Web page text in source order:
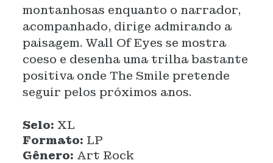
montanhosas enquanto o narrador,
acompanhado, dirige admirando a
paisagem. Wall Of Eyes se mostra
coeso e desenha uma trilha bastante
positiva onde The Smile pretende
seguir pelos próximos anos.
Selo: XL
Formato: LP
Gênero: Art Rock